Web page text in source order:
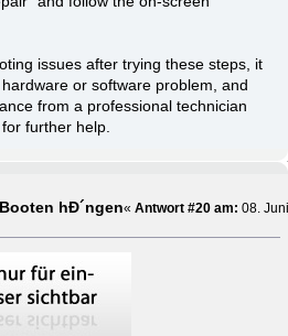
issues after trying these steps, it
or software problem, and
from a professional technician
further help.
hÐ´ngen«Antwort #20 am: 08.